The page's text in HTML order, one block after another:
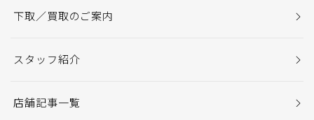
下取／買取のご案内
スタッフ紹介
店舗記事一覧